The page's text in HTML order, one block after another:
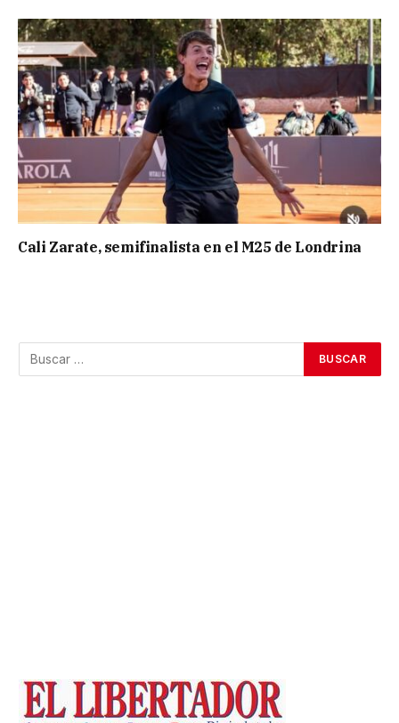
Cali Zarate, semifinalista en el M25 de Londrina